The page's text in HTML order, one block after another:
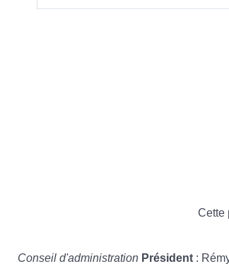
Cette
Conseil d'administration Président :